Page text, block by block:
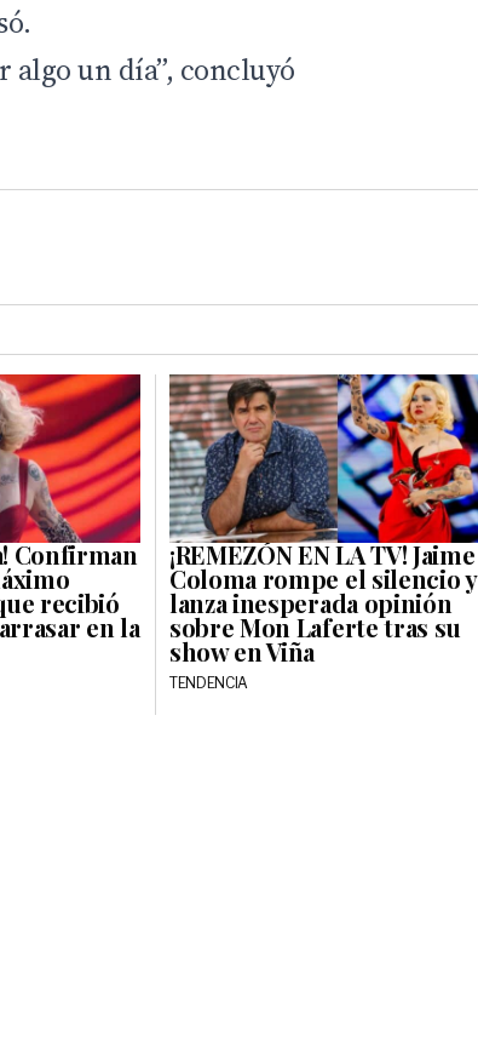
algo un día”, concluyó
Confirman
recibió
en la
¡REMEZÓN EN LA TV! Jaime
Coloma rompe el silencio y
lanza inesperada opinión
sobre Mon Laferte tras su
show en Viña
TENDENCIA